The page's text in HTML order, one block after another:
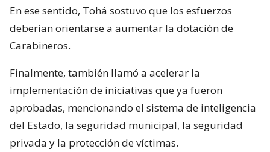
En ese sentido, Tohá sostuvo que los esfuerzos
deberían orientarse a aumentar la dotación de
Carabineros.
Finalmente, también llamó a acelerar la
implementación de iniciativas que ya fueron
aprobadas, mencionando el sistema de inteligencia
del Estado, la seguridad municipal, la seguridad
privada y la protección de víctimas.